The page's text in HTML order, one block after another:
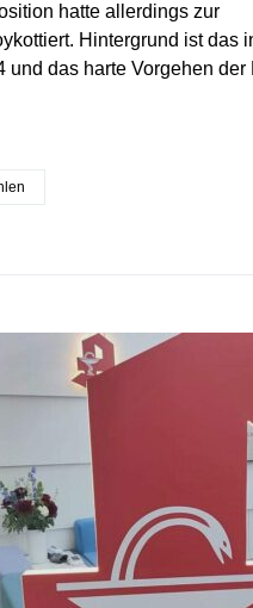
hatte allerdings zur
Hintergrund ist das
das harte Vorgehen der